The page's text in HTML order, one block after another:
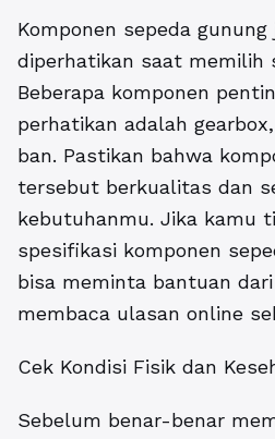
Komponen sepeda
diperhatikan saat memilih
Beberapa komponen
perhatikan adalah
ban. Pastikan bahwa
tersebut berkualitas dan
kebutuhanmu. Jika kamu
spesifikasi komponen
bisa meminta bantuan
membaca ulasan online
Cek Kondisi Fisik dan
Sebelum benar-benar